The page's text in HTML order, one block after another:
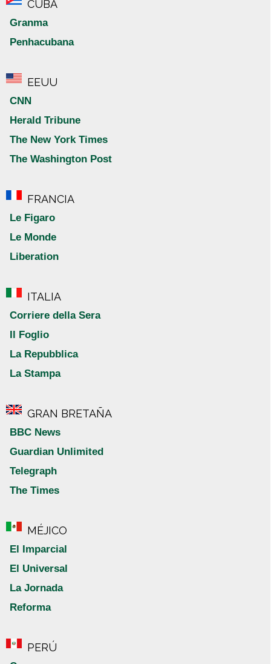
CUBA
Granma
Penhacubana
EEUU
CNN
Herald Tribune
The New York Times
The Washington Post
FRANCIA
Le Figaro
Le Monde
Liberation
ITALIA
Corriere della Sera
Il Foglio
La Repubblica
La Stampa
GRAN BRETAÑA
BBC News
Guardian Unlimited
Telegraph
The Times
MÉJICO
El Imparcial
El Universal
La Jornada
Reforma
PERÚ